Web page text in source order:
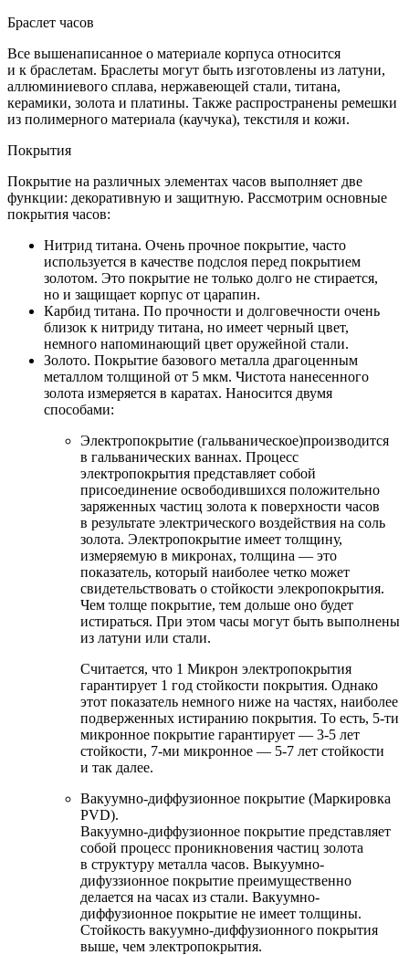
Браслет часов
Все вышенаписанное о материале корпуса относится
и к браслетам. Браслеты могут быть изготовлены из латуни,
аллюминиевого сплава, нержавеющей стали, титана,
керамики, золота и платины. Также распространены ремешки
из полимерного материала (каучука), текстиля и кожи.
Покрытия
Покрытие на различных элементах часов выполняет две
функции: декоративную и защитную. Рассмотрим основные
покрытия часов:
Нитрид титана. Очень прочное покрытие, часто
используется в качестве подслоя перед покрытием
золотом. Это покрытие не только долго не стирается,
но и защищает корпус от царапин.
Карбид титана. По прочности и долговечности очень
близок к нитриду титана, но имеет черный цвет,
немного напоминающий цвет оружейной стали.
Золото. Покрытие базового металла драгоценным
металлом толщиной от 5 мкм. Чистота нанесенного
золота измеряется в каратах. Наносится двумя
способами:
Электропокрытие (гальваническое)производится
в гальванических ваннах. Процесс
электропокрытия представляет собой
присоединение освободившихся положительно
заряженных частиц золота к поверхности часов
в результате электрического воздействия на соль
золота. Электропокрытие имеет толщину,
измеряемую в микронах, толщина — это
показатель, который наиболее четко может
свидетельствовать о стойкости элекропокрытия.
Чем толще покрытие, тем дольше оно будет
истираться. При этом часы могут быть выполнены
из латуни или стали.
Считается, что 1 Микрон электропокрытия
гарантирует 1 год стойкости покрытия. Однако
этот показатель немного ниже на частях, наиболее
подверженных истиранию покрытия. То есть, 5-ти
микронное покрытие гарантирует — 3-5 лет
стойкости, 7-ми микронное — 5-7 лет стойкости
и так далее.
Вакуумно-диффузионное покрытие (Маркировка
PVD).
Вакуумно-диффузионное покрытие представляет
собой процесс проникновения частиц золота
в структуру металла часов. Выкуумно-
дифуззионное покрытие преимущественно
делается на часах из стали. Вакуумно-
диффузионное покрытие не имеет толщины.
Стойкость вакуумно-диффузионного покрытия
выше, чем электропокрытия.